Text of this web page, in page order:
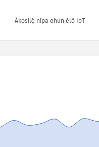
Àkọsílẹ̀ nípa ohun èlò IoT